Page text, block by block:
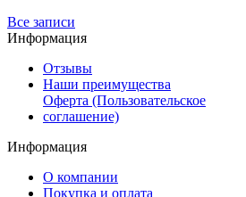
Все записи
Информация
Отзывы
Наши преимущества
Оферта (Пользовательское
соглашение)
Информация
О компании
Покупка и оплата